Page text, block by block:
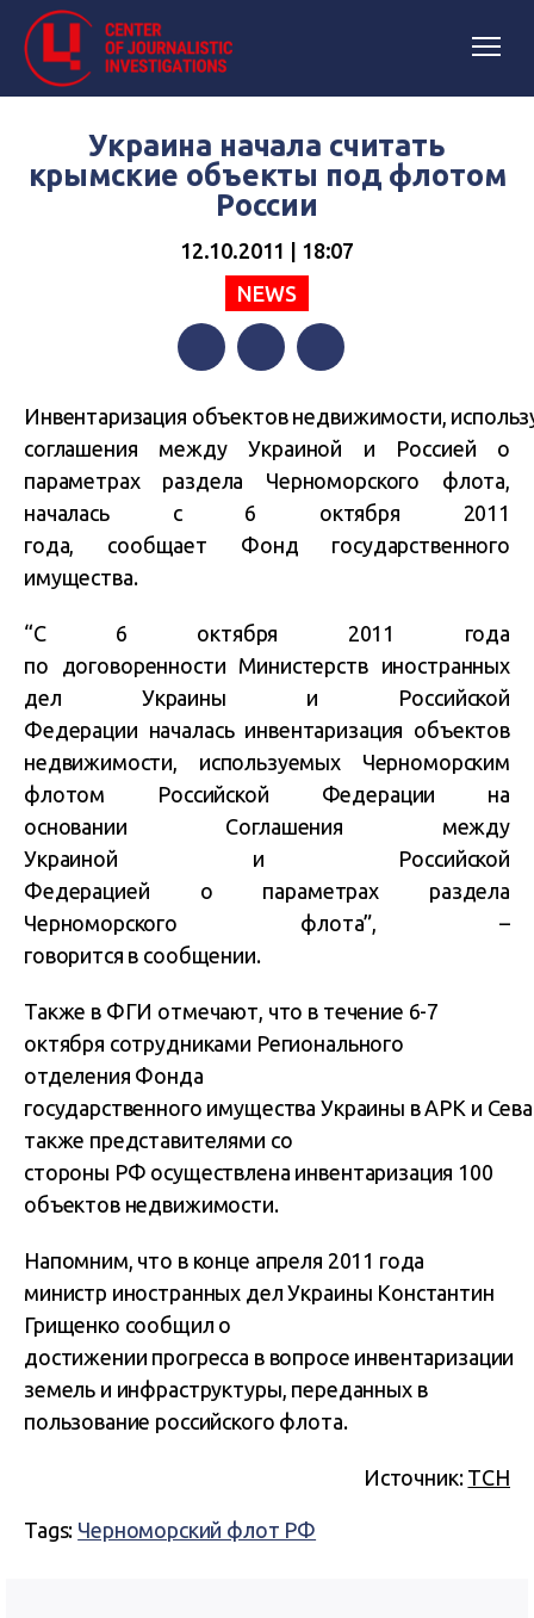
Украина начала считать
крымские объекты под флотом
России
12.10.2011 | 18:07
NEWS
Инвентаризация объектов недвижимости,
соглашения между Украиной и Россией о
параметрах раздела Черноморского флота,
началась с 6 октября 2011
года, сообщает Фонд государственного
имущества.
“С 6 октября 2011 года
по договоренности Министерств иностранных
дел Украины и Российской
Федерации началась инвентаризация объектов
недвижимости, используемых Черноморским
флотом Российской Федерации на
основании Соглашения между
Украиной и Российской
Федерацией о параметрах раздела
Черноморского флота”, –
говорится в сообщении.
Также в ФГИ отмечают, что в течение 6-7
октября сотрудниками Регионального
отделения Фонда
государственного имущества Украины в АРК и
также представителями со
стороны РФ осуществлена ​​инвентаризация 100
объектов недвижимости.
Напомним, что в конце апреля 2011 года
министр иностранных дел Украины Константин
Грищенко сообщил о
достижении прогресса в вопросе инвентаризации
земель и инфраструктуры, переданных в
пользование российского флота.
Источник: ТСН
Tags: Черноморский флот РФ